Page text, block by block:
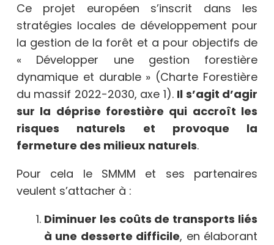
Ce projet européen s’inscrit dans les
stratégies locales de développement pour
la gestion de la forêt et a pour objectifs de
« Développer une gestion forestière
dynamique et durable » (Charte Forestière
du massif 2022-2030, axe 1). Il s’agit d’agir
sur la déprise forestière qui accroît les
risques naturels et provoque la
fermeture des milieux naturels.
Pour cela le SMMM et ses partenaires
veulent s’attacher à :
Diminuer les coûts de transports liés
à une desserte difficile, en élaborant